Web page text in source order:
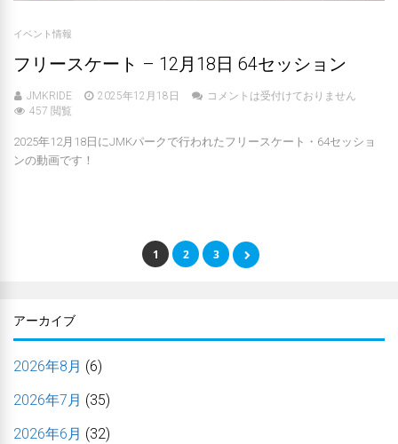
イベント情報
フリースケート – 12月18日 64セッション
JMKRIDE 2025年12月18日
コメントは受付けておりません
457 閲覧
2025年12月18日にJMKパークで行われたフリースケート・64セッショ
ンの動画です！
1 2 3
アーカイブ
2026年8月 (6)
2026年7月 (35)
2026年6月 (32)